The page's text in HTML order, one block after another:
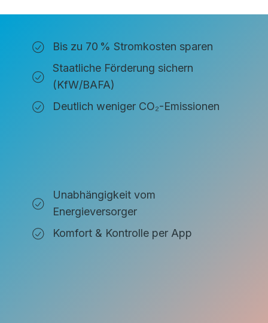
Bis zu 70 % Stromkosten sparen
Staatliche Förderung sichern
(KfW/BAFA)
Deutlich weniger CO₂-Emissionen
Unabhängigkeit vom
Energieversorger
Komfort & Kontrolle per App